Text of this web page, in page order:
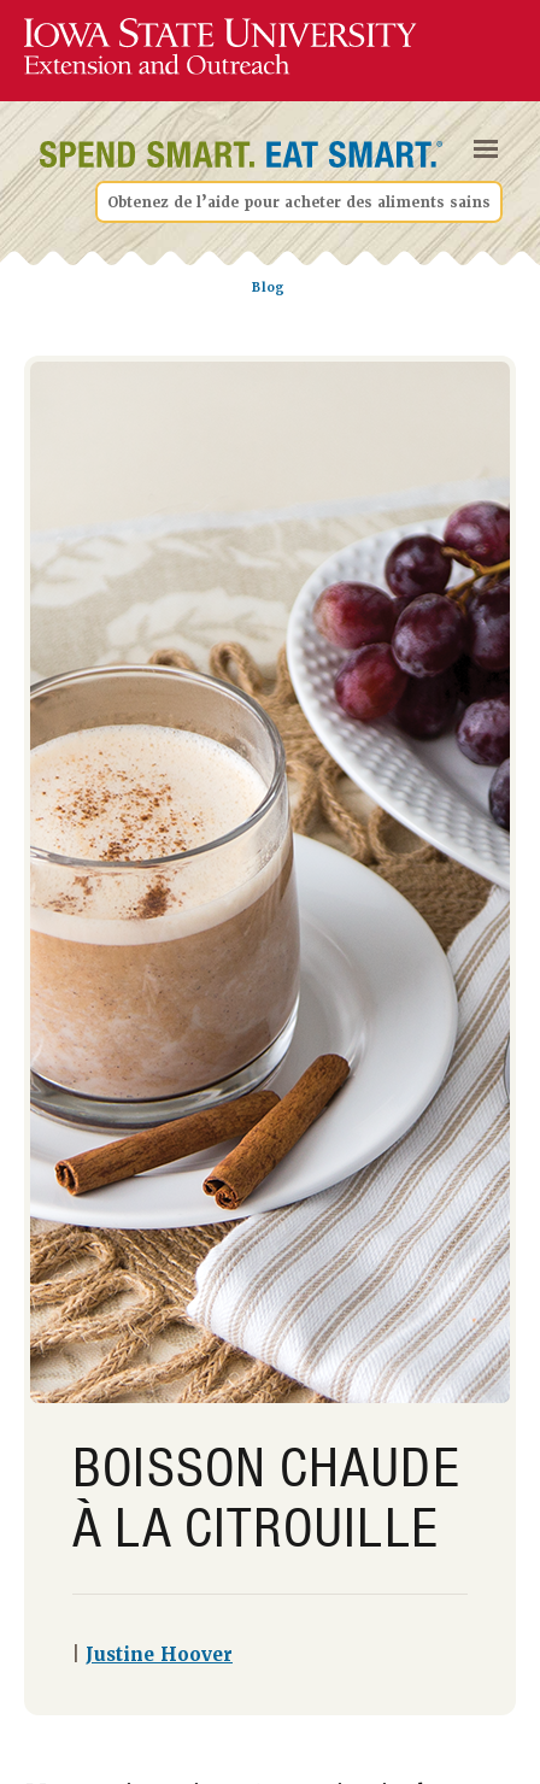
Obtenez de l’aide pour acheter des aliments sains
Blog
BOISSON CHAUDE
À LA CITROUILLE
Justine Hoover